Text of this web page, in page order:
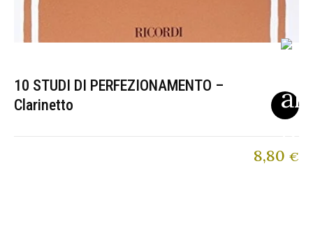
10 STUDI DI PERFEZIONAMENTO –
Clarinetto
8,80 €